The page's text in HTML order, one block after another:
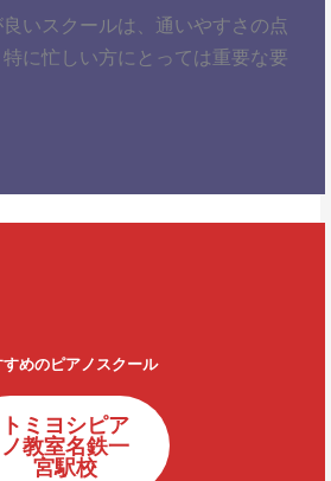
いスクールは、通いやすさの点
に忙しい方にとっては重要な要
すめのピアノスクール
トミヨシピア
ノ教室名鉄一
宮駅校